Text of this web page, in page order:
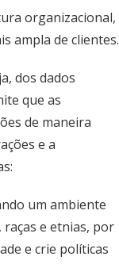
organizacional,
ampla de clientes.
dos dados
que as
de maneira
e a
um ambiente
e etnias, por
e crie políticas